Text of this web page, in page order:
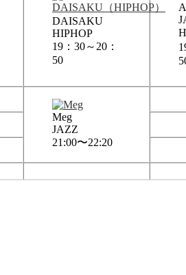
DAISAKU
HIPHOP
19：30～20：
50
Meg
JAZZ
21:00〜22:20